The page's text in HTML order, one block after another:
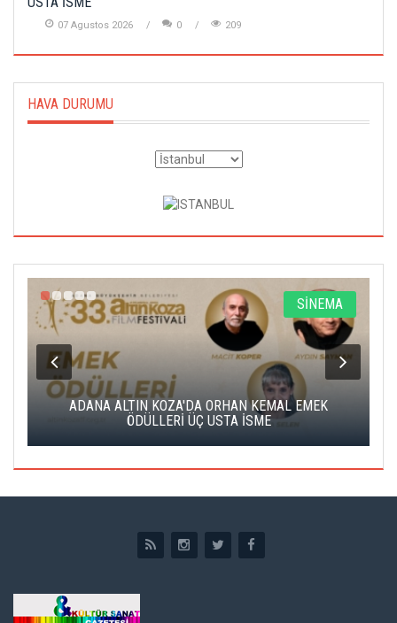
07 Agustos 2026 0 209
HAVA DURUMU
SİNEMA
ADANA ALTIN KOZA'DA ORHAN KEMAL EMEK
ÖDÜLLERİ ÜÇ USTA İSME